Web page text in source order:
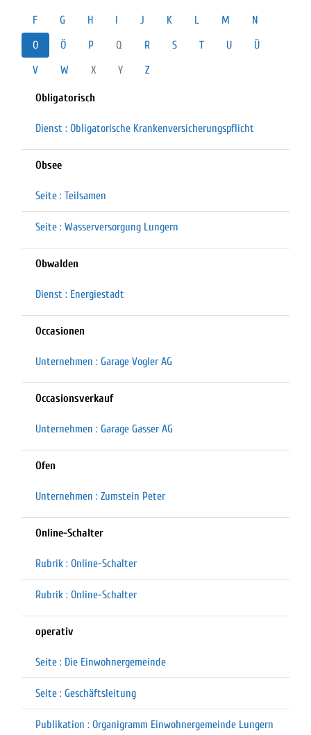
F
G H I J K L M
N
O
Ö P Q R S T U
Ü
V
W X Y Z
Obligatorisch
Dienst : Obligatorische Krankenversicherungspflicht
Obsee
Seite : Teilsamen
Seite : Wasserversorgung Lungern
Obwalden
Dienst : Energiestadt
Occasionen
Unternehmen : Garage Vogler AG
Occasionsverkauf
Unternehmen : Garage Gasser AG
Ofen
Unternehmen : Zumstein Peter
Online-Schalter
Rubrik : Online-Schalter
Rubrik : Online-Schalter
operativ
Seite : Die Einwohnergemeinde
Seite : Geschäftsleitung
Publikation : Organigramm Einwohnergemeinde Lungern